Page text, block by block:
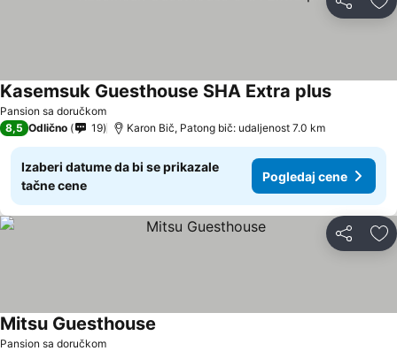
Deli
Pansion sa doručkom
Kasemsuk Guesthouse SHA Extra plus
8,5 Odlično 19 Karon Bič, Patong bič: udaljenost 7.0 km
Izaberi datume da bi se prikazale
tačne cene
Pogledaj cene
Deli
Pansion sa doručkom
Mitsu Guesthouse